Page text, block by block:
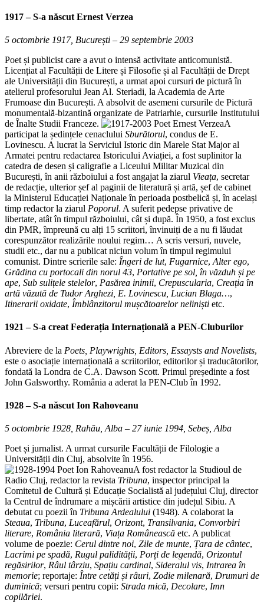
1917 – S-a născut Ernest Verzea
5 octombrie 1917, București – 29 septembrie 2003
Poet și publicist care a avut o intensă activitate anticomunistă.
Licențiat al Facultății de Litere și Filosofie și al Facultății de Drept
ale Universității din București, a urmat apoi cursuri de pictură în
atelierul profesorului Jean Al. Steriadi, la Academia de Arte
Frumoase din București. A absolvit de asemeni cursurile de Pictură
monumentală-bizantină organizate de Patriarhie, cursurile Institutului
de Înalte Studii Franceze.
A
participat la ședințele cenaclului Sburătorul, condus de E.
Lovinescu. A lucrat la Serviciul Istoric din Marele Stat Major al
Armatei pentru redactarea Istoricului Aviației, a fost suplinitor la
catedra de desen și caligrafie a Liceului Militar Muzical din
București, în anii războiului a fost angajat la ziarul Vieața, secretar
de redacție, ulterior șef al paginii de literatură și artă, șef de cabinet
la Ministerul Educației Naționale în perioada postbelică și, în același
timp redactor la ziarul Poporul. A suferit pedepse privative de
libertate, atât în timpul războiului, cât și după. În 1950, a fost exclus
din PMR, împreună cu alți 15 scriitori, învinuiți de a nu fi lăudat
corespunzător realizările noului regim… A scris versuri, nuvele,
studii etc., dar nu a publicat niciun volum în timpul regimului
comunist. Dintre scrierile sale: Îngeri de lut, Fugarnice, Alter ego,
Grădina cu portocali din norul 43, Portative pe sol, în văzduh și pe
ape, Sub sulițele stelelor, Pasărea inimii, Crepuscularia, Creația în
artă văzută de Tudor Arghezi, E. Lovinescu, Lucian Blaga…,
Itinerarii oxidate, Îmblânzitorul mușcătoarelor neliniști etc.
1921 – S-a creat Federația Internațională a PEN-Cluburilor
Abreviere de la Poets, Playwrights, Editors, Essaysts and Novelists,
este o asociație internațională a scriitorilor, editorilor și traducătorilor,
fondată la Londra de C.A. Dawson Scott. Primul președinte a fost
John Galsworthy. România a aderat la PEN-Club în 1992.
1928 – S-a născut Ion Rahoveanu
5 octombrie 1928, Rahău, Alba – 27 iunie 1994, Sebeș, Alba
Poet și jurnalist. A urmat cursurile Facultății de Filologie a
Universității din Cluj, absolvite în 1956.
A fost redactor la Studioul de
Radio Cluj, redactor la revista Tribuna, inspector principal la
Comitetul de Cultură și Educație Socialistă al județului Cluj, director
la Centrul de îndrumare a mișcării artistice din județul Sibiu. A
debutat cu poezii în Tribuna Ardealului (1948). A colaborat la
Steaua, Tribuna, Luceafărul, Orizont, Transilvania, Convorbiri
literare, România literară, Viața Românească etc. A publicat
volume de poezie: Cerul dintre noi, Zile de munte, Țara de cântec,
Lacrimi pe spadă, Rugul palidității, Porți de legendă, Orizontul
regăsirilor, Râul târziu, Spațiu cardinal, Sideralul vis, Intrarea în
memorie; reportaje: Între cetăți și râuri, Zodie milenară, Drumuri de
duminică; versuri pentru copii: Strada mică, Decolare, Imn
copilăriei.